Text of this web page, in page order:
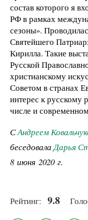
состав которого я
РФ в рамках
сезоны».
Святейшего
Кирилла. Такие
Русской
христианскому
Советом в странах
интерес к русскому
числе и
САндреем
беседовалаДарья
8 июня 2020 г.
Рейтинг: 9.8